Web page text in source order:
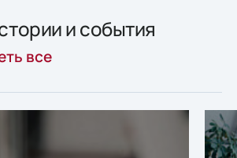
и события
все